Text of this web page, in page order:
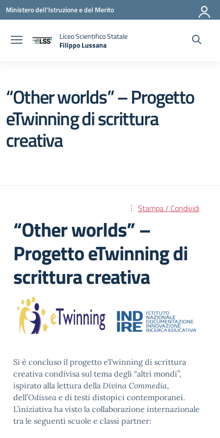
Vai ai contenuti
Vai al menu di navigazione
Vai al footer
Ministero dell'Istruzione e del Merito
Liceo Scientifico Statale
Filippo Lussana
“Other worlds” – Progetto
eTwinning di scrittura
creativa
Stampa / Condividi
“Other worlds” –
Progetto eTwinning di
scrittura creativa
Si è concluso il progetto eTwinning di scrittura
creativa condivisa sul tema degli “altri mondi”,
ispirato alla lettura della Divina Commedia,
dell’Odissea e di testi distopici contemporanei.
L’iniziativa ha visto la collaborazione internazionale
tra le seguenti scuole e classi partner: